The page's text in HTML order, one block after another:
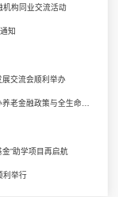
机构同业交流活动
知
交流会顺利举办
深耕银发赛道 做实养老金融——四川省银行业协会举办养老金融政策与全生命周期配置专题讲座
”助学项目再启航
利举行